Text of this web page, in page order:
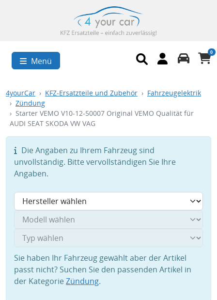
Menü
0
4yourCar KFZ-Ersatzteile und Zubehör
Fahrzeugelektrik
Zündung
Starter VEMO V10-12-50007 Original VEMO Qualität für
AUDI SEAT SKODA VW VAG
Die Angaben zu Ihrem Fahrzeug sind
unvollständig. Bitte vervollständigen Sie Ihre
Angaben.
Sie haben Ihr Fahrzeug gewählt aber der Artikel
passt nicht? Suchen Sie den passenden Artikel in
der KategorieZündung.